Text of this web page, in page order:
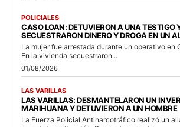
POLICIALES
CASO LOAN: DETUVIERON A UNA TESTIGO
SECUESTRARON DINERO Y DROGA EN UN
La mujer fue arrestada durante un operativo en
En la vivienda secuestraron...
01/08/2026
LAS VARILLAS
LAS VARILLAS: DESMANTELARON UN
MARIHUANA Y DETUVIERON A UN HOMBRE
La Fuerza Policial Antinarcotráfico realizó un